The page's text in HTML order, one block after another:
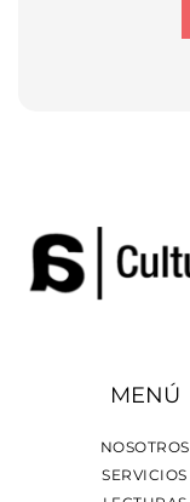
MENÚ
NOSOTROS
SERVICIOS